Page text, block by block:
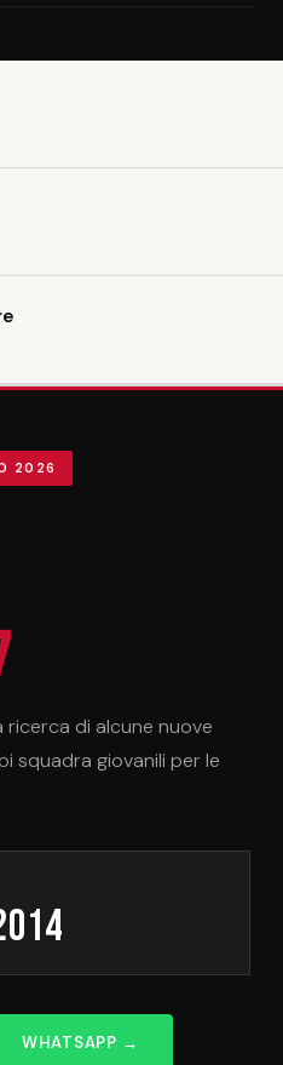
2026
ricerca di alcune nuove
squadra giovanili per le
WHATSAPP →